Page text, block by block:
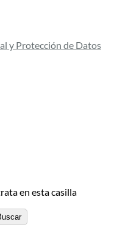
y Protección de Datos
en esta casilla